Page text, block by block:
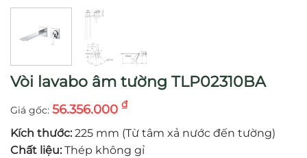
Vòi lavabo âm tường TLP02310BA
56.356.000 ₫
Kích thước: 225 mm (Từ tâm xả nước đến tường)
Chất liệu: Thép không gỉ